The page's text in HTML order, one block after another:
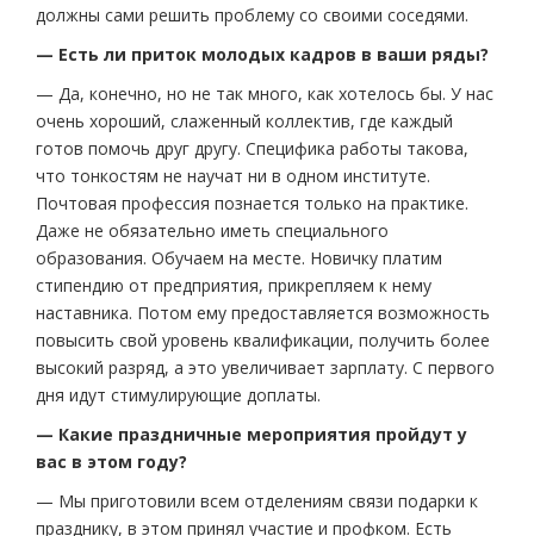
должны сами решить проблему со своими соседями.
— Есть ли приток молодых кадров в ваши ряды?
— Да, конечно, но не так много, как хотелось бы. У нас
очень хороший, слаженный коллектив, где каждый
готов помочь друг другу. Специфика работы такова,
что тонкостям не научат ни в одном институте.
Почтовая профессия познается только на практике.
Даже не обязательно иметь специального
образования. Обучаем на месте. Новичку платим
стипендию от предприятия, прикрепляем к нему
наставника. Потом ему предоставляется возможность
повысить свой уровень квалификации, получить более
высокий разряд, а это увеличивает зарплату. С первого
дня идут стимулирующие доплаты.
— Какие праздничные мероприятия пройдут у
вас в этом году?
— Мы приготовили всем отделениям связи подарки к
празднику, в этом принял участие и профком. Есть